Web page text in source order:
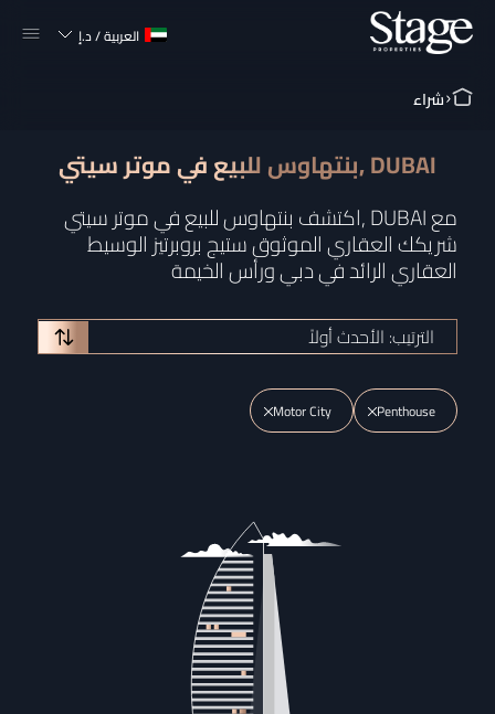
العربية/د.إ
شراء
بنتهاوس للبيع في موتر سيتي, DUBAI
اكتشف بنتهاوس للبيع في موتر سيتي, DUBAI مع
شريكك العقاري الموثوق ستيج بروبرتيز الوسيط
العقاري الرائد في دبي ورأس الخيمة
الترتيب: الأحدث أولاً
Penthouse
Motor City